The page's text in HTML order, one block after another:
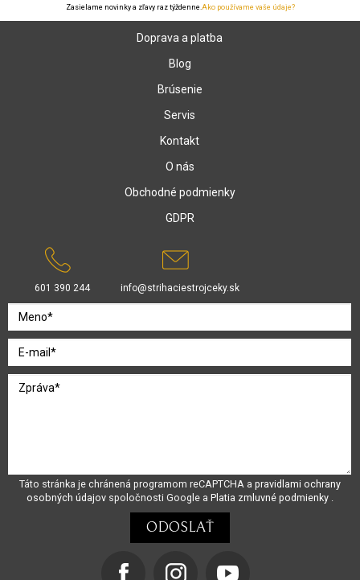
Zasielame novinky a zľavy raz týždenne.Ako používame vaše údaje?
Doprava a platba
Blog
Brúsenie
Servis
Kontakt
O nás
Obchodné podmienky
GDPR
601 390 244 info@strihaciestrojceky.sk
Táto stránka je chránená programom reCAPTCHA a pravidlami ochrany
osobných údajov spoločnosti Google a Platia zmluvné podmienky .